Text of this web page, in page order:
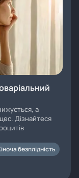
а
Дізнайтеся
безплідність